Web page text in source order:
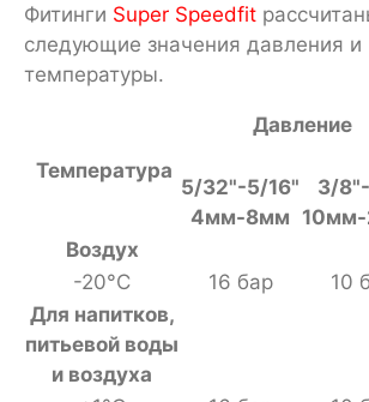
Фитинги Super Speedfit
следующие значения давления и
температуры.
Температура
Давление
5/32"-5/16"
4мм-8мм
3/
Воздух
-20°С
16 бар
10
Для напитков,
питьевой воды
и воздуха